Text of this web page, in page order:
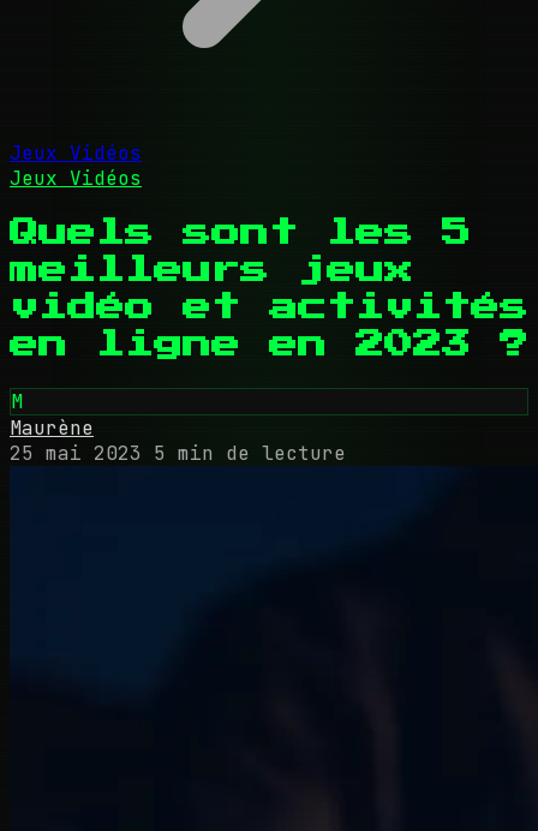
Jeux Vidéos
Jeux Vidéos
Quels sont les 5
meilleurs jeux
vidéo et activités
en ligne en 2023 ?
M
Maurène
25 mai 2023
5 min de lecture